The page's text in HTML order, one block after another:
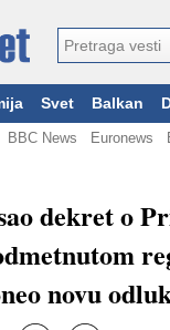
Svet Balkan
BBC News Euronews
dekret o
novu